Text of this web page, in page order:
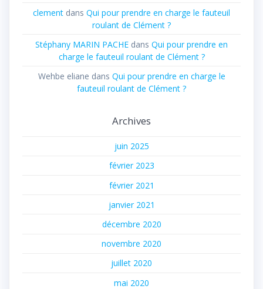
clement dans Qui pour prendre en charge le fauteuil
roulant de Clément ?
Stéphany MARIN PACHE dans Qui pour prendre en
charge le fauteuil roulant de Clément ?
Wehbe eliane dans Qui pour prendre en charge le
fauteuil roulant de Clément ?
Archives
juin 2025
février 2023
février 2021
janvier 2021
décembre 2020
novembre 2020
juillet 2020
mai 2020